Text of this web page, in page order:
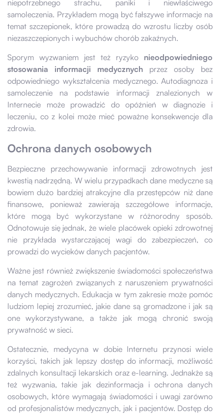
niepotrzebnego strachu, paniki i niewłaściwego
samoleczenia. Przykładem mogą być fałszywe informacje na
temat szczepionek, które prowadzą do wzrostu liczby osób
niezaszczepionych i wybuchów chorób zakaźnych.
Sporym wyzwaniem jest też ryzyko nieodpowiedniego
stosowania informacji medycznych przez osoby bez
odpowiedniego wykształcenia medycznego. Autodiagnoza i
samoleczenie na podstawie informacji znalezionych w
Internecie może prowadzić do opóźnień w diagnozie i
leczeniu, co z kolei może mieć poważne konsekwencje dla
zdrowia.
Ochrona danych osobowych
Bezpieczne przechowywanie informacji zdrowotnych jest
kwestią nadrzędną. W wielu przypadkach dane medyczne są
bowiem dużo bardziej atrakcyjne dla przestępców niż dane
finansowe, ponieważ zawierają szczegółowe informacje,
które mogą być wykorzystane w różnorodny sposób.
Odnotowuje się jednak, że wiele placówek opieki zdrowotnej
nie przykłada wystarczającej wagi do zabezpieczeń, co
prowadzi do wycieków danych pacjentów.
Ważne jest również zwiększenie świadomości społeczeństwa
na temat zagrożeń związanych z naruszeniem prywatności
danych medycznych. Edukacja w tym zakresie może pomóc
ludziom lepiej zrozumieć, jakie dane są gromadzone i jak są
one wykorzystywane, a także jak mogą chronić swoją
prywatność w sieci.
Ostatecznie, medycyna w dobie Internetu przynosi wiele
korzyści, takich jak lepszy dostęp do informacji, możliwość
zdalnych konsultacji lekarskich oraz e-learning. Jednakże są
też wyzwania, takie jak dezinformacja i ochrona danych
osobowych, które wymagają świadomości i uwagi zarówno
od profesjonalistów medycznych, jak i pacjentów. Dostęp do